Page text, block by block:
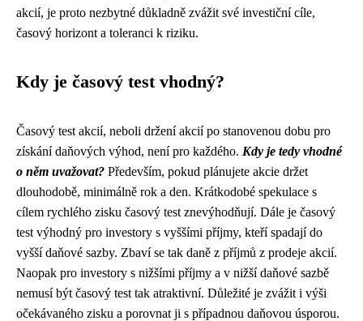
akcií, je proto nezbytné důkladně zvážit své investiční cíle,
časový horizont a toleranci k riziku.
Kdy je časový test vhodný?
Časový test akcií, neboli držení akcií po stanovenou dobu pro
získání daňových výhod, není pro každého. Kdy je tedy vhodné
o něm uvažovat? Především, pokud plánujete akcie držet
dlouhodobě, minimálně rok a den. Krátkodobé spekulace s
cílem rychlého zisku časový test znevýhodňují. Dále je časový
test výhodný pro investory s vyššími příjmy, kteří spadají do
vyšší daňové sazby. Zbaví se tak daně z příjmů z prodeje akcií.
Naopak pro investory s nižšími příjmy a v nižší daňové sazbě
nemusí být časový test tak atraktivní. Důležité je zvážit i výši
očekávaného zisku a porovnat ji s případnou daňovou úsporou.